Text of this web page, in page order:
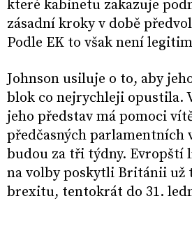
které kabinetu zakazuje
zásadní kroky v době
Podle EK to však není
Johnson usiluje o to, aby
blok co nejrychleji opustila.
jeho představ má pomoci
předčasných parlamentních
budou za tři týdny. Evropští
na volby poskytli Británii už
brexitu, tentokrát do 31.